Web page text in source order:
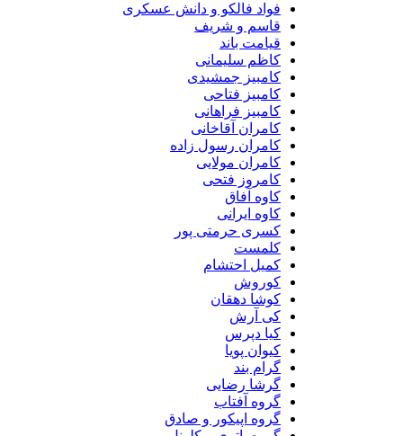
فواد فالکو و دانش عسکری
قاسم و شریف
قیامت باند
کاظم سلیمانی
کامبیز جمشیدی
کامبیز فتاحی
کامبیز فراهانی
کامران آقاخانی
کامران رسول زاده
کامران مولایی
کامروز فتحی
کاوه آفاق
کاوه ایرانی
کسری حرمتی پور
کلمست
کمیل احتشام
کوروش
کوشا دهقان
کی آرش
کیا دپرس
کیوان پویا
گرام بند
گرشا رضایی
گروه آفتاب
گروه اپیکور و صادق